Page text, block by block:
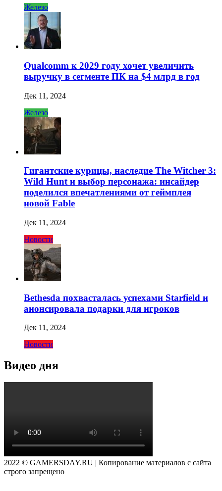
Железо
Qualcomm к 2029 году хочет увеличить
выручку в сегменте ПК на $4 млрд в год
Дек 11, 2024
Железо
Гигантские курицы, наследие The Witcher 3:
Wild Hunt и выбор персонажа: инсайдер
поделился впечатлениями от геймплея
новой Fable
Дек 11, 2024
Новости
Bethesda похвасталась успехами Starfield и
анонсировала подарки для игроков
Дек 11, 2024
Новости
Видео дня
2022 © GAMERSDAY.RU | Копирование материалов с сайта
строго запрещено